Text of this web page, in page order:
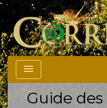
menu
Guide